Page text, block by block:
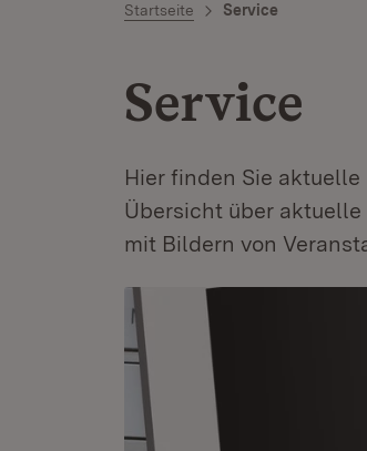
Startseite Service
Service
Hier finden Sie
Übersicht über
mit Bildern von